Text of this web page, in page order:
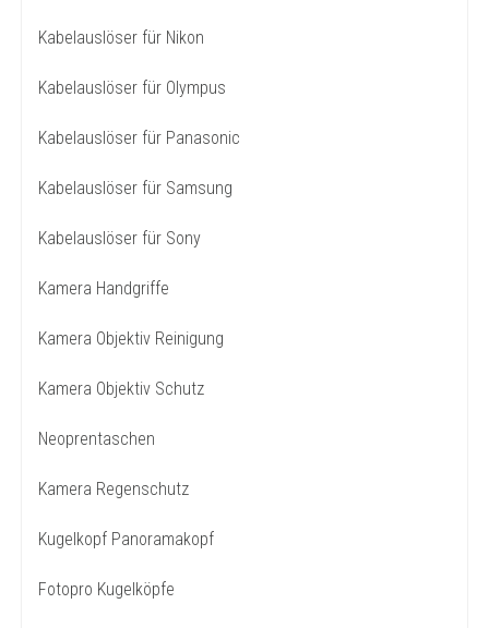
Kabelauslöser für Nikon
Kabelauslöser für Olympus
Kabelauslöser für Panasonic
Kabelauslöser für Samsung
Kabelauslöser für Sony
Kamera Handgriffe
Kamera Objektiv Reinigung
Kamera Objektiv Schutz
Neoprentaschen
Kamera Regenschutz
Kugelkopf Panoramakopf
Fotopro Kugelköpfe